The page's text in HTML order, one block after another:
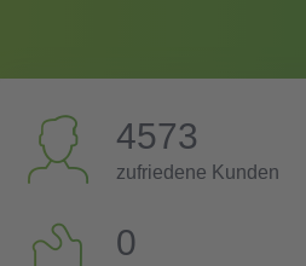
4573
zufriedene Kunden
0